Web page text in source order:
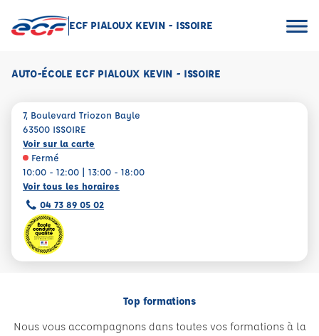
ECF PIALOUX KEVIN - ISSOIRE
AUTO-ÉCOLE ECF PIALOUX KEVIN - ISSOIRE
7, Boulevard Triozon Bayle
63500 ISSOIRE
Voir sur la carte
Fermé
10:00 - 12:00 | 13:00 - 18:00
Voir tous les horaires
04 73 89 05 02
Top formations
Nous vous accompagnons dans toutes vos formations à la